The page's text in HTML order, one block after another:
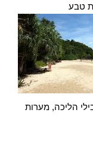
טבע
הליכה, מערות